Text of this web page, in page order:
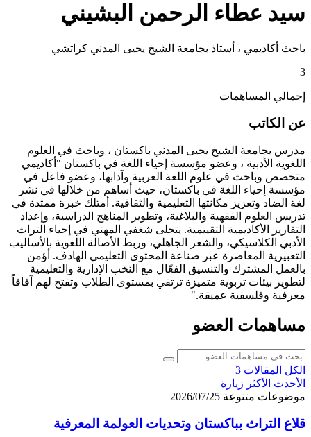
سيد عطاء الرحمن البشيني
باحث أكاديمي ، أستاذ بجامعة الشيخ يحيى المدني كراتشي
3
إجمالي المساهمات
عن الكاتب
مدرس بجامعة الشيخ يحيى المدني باكستان ، وباحث في العلوم
اللغوية الأدبية ، وعضو مؤسسة إحياء اللغة في باكستان "أكاديمي
متخصص وباحث في علوم اللغة العربية وآدابها، وعضو فاعل في
مؤسسة إحياء اللغة في باكستان، حيث أساهم من خلالها في نشر
لغة الضاد وتعزيز مكانتها التعليمية والثقافية. أمتلك خبرة ممتدة في
تدريس العلوم الفقهية والبلاغية، وتطوير المناهج الدراسية، وإعداد
التقارير الأكاديمية التقييمية. يتجلى شغفي المهني في إحياء التراث
الأدبي الكلاسيكي، والشعر الجاهلي، وربط الأصالة اللغوية بالأساليب
التعبيرية المعاصرة عبر صناعة المحتوى التعليمي الهادف. أؤمن
بالعمل المشترك والتنسيق الفعّال مع النخب الإدارية والتعليمية
لتطوير بيئات تربوية متميزة ترتقي بمستوى الطلاب وتفتح لهم آفاقاً
معرفية وفلسفية عميقة."
مساهمات العضو
الكل المقالات 3
الأحدث الأكثر زيارة
موضوعات متنوعة 2026/07/25
قلاع التراث بباكستان وتحديات العولمة المعرفية